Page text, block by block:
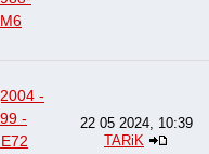
-
-
22 05 2024, 10:39
TARiK